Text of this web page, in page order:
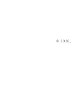
© 2026,